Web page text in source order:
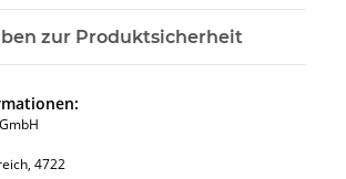
zur Produktsicherheit
4722